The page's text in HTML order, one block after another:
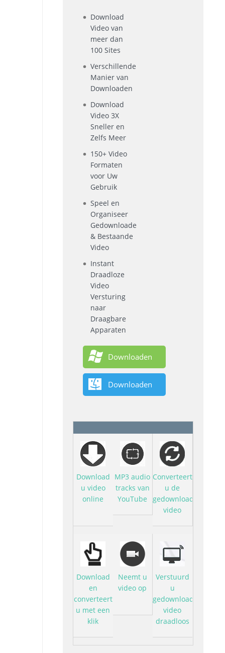
Download
Video van
meer dan
100 Sites
Verschillende
Manier van
Downloaden
Download
Video 3X
Sneller en
Zelfs Meer
150+ Video
Formaten
voor Uw
Gebruik
Speel en
Organiseer
Gedownloade
& Bestaande
Video
Instant
Draadloze
Video
Versturing
naar
Draagbare
Apparaten
Downloaden
Downloaden
Download
u video
online
MP3 audio
tracks van
YouTube
Converteert
u de
gedownloade
video
Download
en
converteert
u met een
klik
Neemt u
video op
Verstuurd
u
gedownloade
video
draadloos